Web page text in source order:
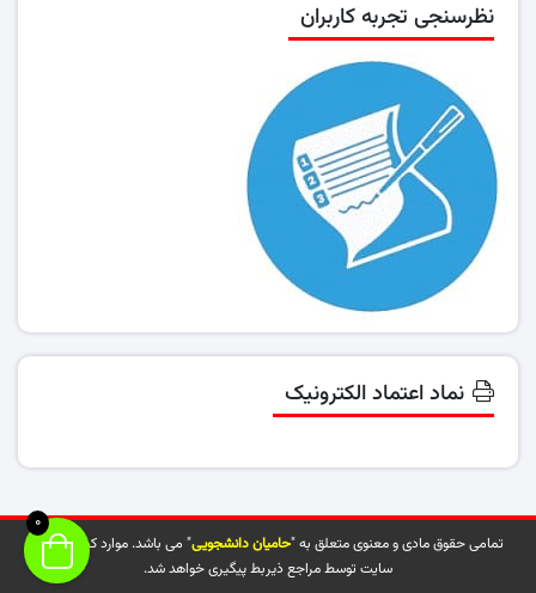
نظرسنجی تجربه کاربران
نماد اعتماد الکترونیک
تمامی حقوق مادی و معنوی متعلق به "حامیان دانشجویی" می باشد. موارد کپی شده از
سایت توسط مراجع ذیربط پیگیری خواهد شد.
0